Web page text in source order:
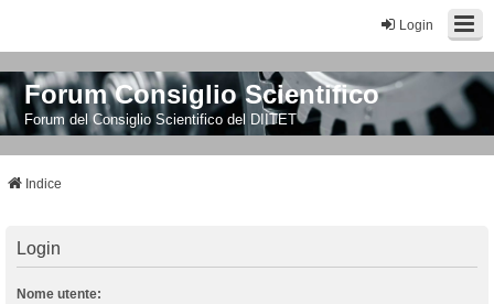
Login
Forum Consiglio Scientifico
Forum del Consiglio Scientifico del DIITET
Indice
Login
Nome utente: